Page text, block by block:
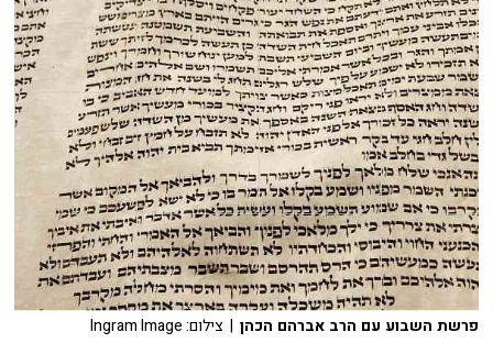
פרשת השבוע עם הרב אברהם הכהן | צילום: Ingram Image